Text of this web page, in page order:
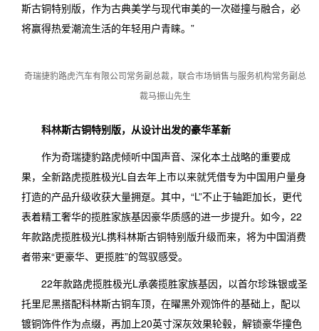
斯古铜特别版，作为古典美学与现代审美的一次碰撞与融合，必
将赢得热爱潮流生活的年轻用户青睐。”
奇瑞捷豹路虎汽车有限公司常务副总裁，联合市场销售与服务机构常务副总
裁马振山先生
科林斯古铜特别版，从设计出发的豪华革新
作为奇瑞捷豹路虎倾听中国声音、深化本土战略的重要成
果，全新路虎揽胜极光L自去年上市以来就凭借专为中国用户量身
打造的产品升级收获大量拥趸。其中，“L”不止于轴距加长，更代
表着精工奢华的揽胜家族基因豪华质感的进一步提升。如今，22
年款路虎揽胜极光L携科林斯古铜特别版升级而来，将为中国消费
者带来“更豪华、更揽胜”的驾驭感受。
22年款路虎揽胜极光L承袭揽胜家族基因，以首尔珍珠银或圣
托里尼黑搭配科林斯古铜车顶，在曜黑外观饰件的基础上，配以
镀铜饰件作为点缀，再加上20英寸深灰效果轮毂，解锁豪华撞色